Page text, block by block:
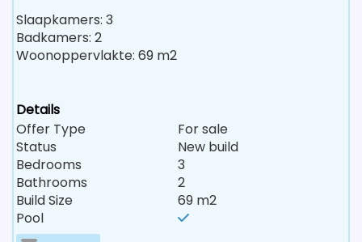
Slaapkamers: 3
Badkamers: 2
Woonoppervlakte: 69 m2
Details
Offer Type
For sale
Status
New build
Bedrooms
3
Bathrooms
2
Build Size
69 m2
Pool